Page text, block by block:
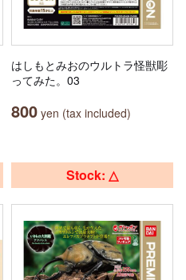
はしもとみおのウルトラ怪獣彫
ってみた。03
800 yen (tax included)
Stock: △